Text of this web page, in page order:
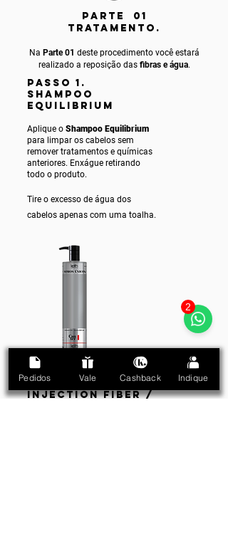
PARTE 01
TRATAMENTO.
Na Parte 01 deste procedimento você estará
realizado a reposição das fibras e água.
PASSO 1.
SHAMPOO
EQUILIBRIUM
Aplique o Shampoo Equilibrium
para limpar os cabelos sem
remover tratamentos e químicas
anteriores. Enxágue retirando
todo o produto.
Tire o excesso de água dos
cabelos apenas com uma toalha.
PASSO 2.
INJECTION FIBER /
Pedidos Vale Cashback Indique
2